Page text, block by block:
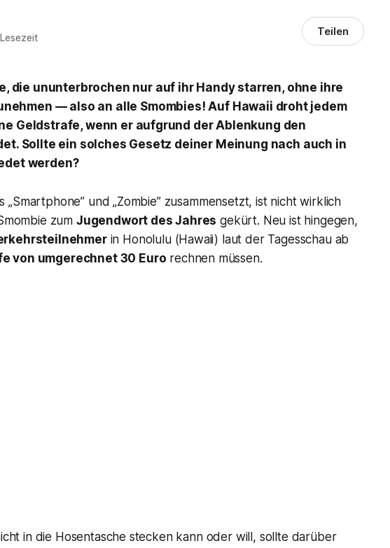
Teilen
die ununterbrochen nur auf ihr Handy starren, ohne ihre
— also an alle Smombies! Auf Hawaii droht jedem
Geldstrafe, wenn er aufgrund der Ablenkung den
Sollte ein solches Gesetz deiner Meinung nach auch in
werden?
„Smartphone” und „Zombie” zusammensetzt, ist nicht wirklich
zum Jugendwort des Jahres gekürt. Neu ist hingegen,
in Honolulu (Hawaii) laut der Tagesschauab
von umgerechnet 30 Euro rechnen müssen.
in die Hosentasche stecken kann oder will, sollte darüber